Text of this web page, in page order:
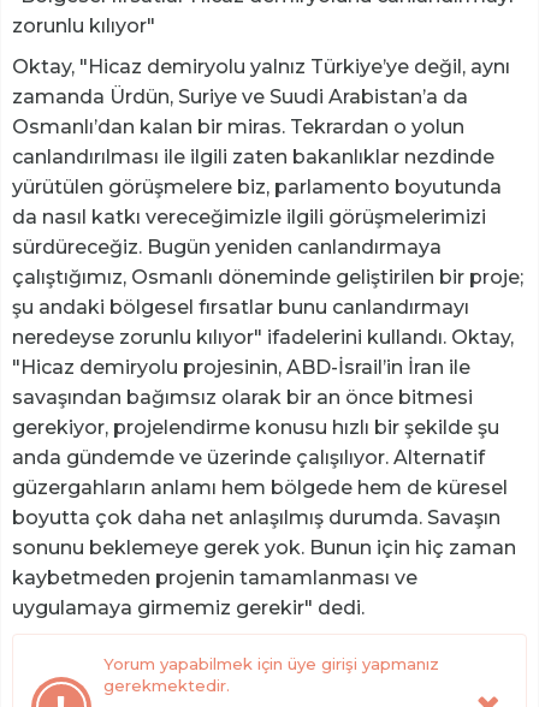
zorunlu kılıyor"
Oktay, "Hicaz demiryolu yalnız Türkiye’ye değil, aynı
zamanda Ürdün, Suriye ve Suudi Arabistan’a da
Osmanlı’dan kalan bir miras. Tekrardan o yolun
canlandırılması ile ilgili zaten bakanlıklar nezdinde
yürütülen görüşmelere biz, parlamento boyutunda
da nasıl katkı vereceğimizle ilgili görüşmelerimizi
sürdüreceğiz. Bugün yeniden canlandırmaya
çalıştığımız, Osmanlı döneminde geliştirilen bir proje;
şu andaki bölgesel fırsatlar bunu canlandırmayı
neredeyse zorunlu kılıyor" ifadelerini kullandı. Oktay,
"Hicaz demiryolu projesinin, ABD-İsrail’in İran ile
savaşından bağımsız olarak bir an önce bitmesi
gerekiyor, projelendirme konusu hızlı bir şekilde şu
anda gündemde ve üzerinde çalışılıyor. Alternatif
güzergahların anlamı hem bölgede hem de küresel
boyutta çok daha net anlaşılmış durumda. Savaşın
sonunu beklemeye gerek yok. Bunun için hiç zaman
kaybetmeden projenin tamamlanması ve
uygulamaya girmemiz gerekir" dedi.
Yorum yapabilmek için üye girişi yapmanız
gerekmektedir.